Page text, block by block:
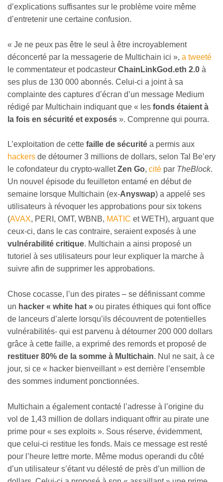
d’explications suffisantes sur le problème voire même
d’entretenir une certaine confusion.
« Je ne peux pas être le seul à être incroyablement
déconcerté par la messagerie de Multichain ici », a tweeté
le commentateur et podcasteur ChainLinkGod.eth 2.0 à
ses plus de 130 000 abonnés. Celui-ci a joint à sa
complainte des captures d’écran d’un message Medium
rédigé par Multichain indiquant que « les fonds étaient à
la fois en sécurité et exposés ». Comprenne qui pourra.
L’exploitation de cette faille de sécurité a permis aux
hackers de détourner 3 millions de dollars, selon Tal Be’ery
le cofondateur du crypto-walletZen Go, cité par TheBlock.
Un nouvel épisode du feuilleton entamé en début de
semaine lorsque Multichain (ex-Anyswap) a appelé ses
utilisateurs à révoquer les approbations pour six tokens
(AVAX, PERI, OMT, WBNB, MATIC et WETH), arguant que
ceux-ci, dans le cas contraire, seraient exposés à une
vulnérabilité critique. Multichain a ainsi proposé un
tutoriel à ses utilisateurs pour leur expliquer la marche à
suivre afin de supprimer les approbations.
Chose cocasse, l’un des pirates – se définissant comme
un hacker « white hat » ou pirates éthiques qui font office
de lanceurs d’alerte lorsqu’ils découvrent de potentielles
vulnérabilités- qui est parvenu à détourner 200 000 dollars
grâce à cette faille, a exprimé des remords et proposé de
restituer 80% de la somme à Multichain. Nul ne sait, à ce
jour, si ce « hacker bienveillant » est derrière l’ensemble
des sommes indument ponctionnées.
Multichain a également contacté l’adresse à l’origine du
vol de 1,43 million de dollars indiquant offrir au pirate une
prime pour « ses exploits ». Sous réserve, évidemment,
que celui-ci restitue les fonds. Mais ce message est resté
pour l’heure lettre morte. Même modus operandi du côté
d’un utilisateur s’étant vu délesté de près d’un million de